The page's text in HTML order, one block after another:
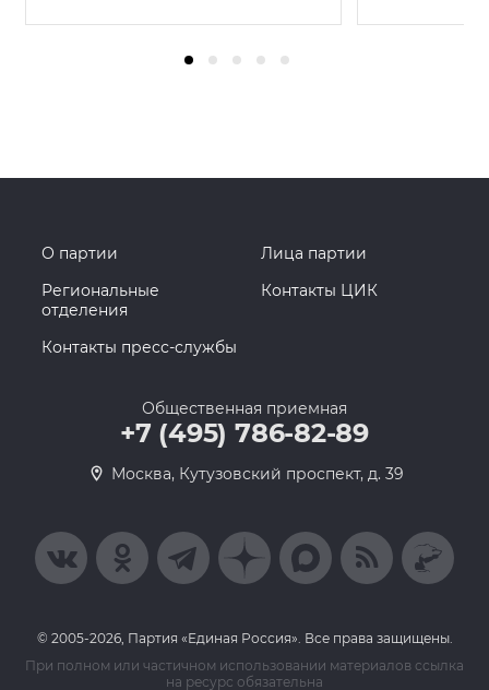
О партии
Лица партии
Региональные
отделения
Контакты ЦИК
Контакты пресс-службы
Общественная приемная
+7 (495) 786-82-89
Москва, Кутузовский проспект, д. 39
© 2005-2026, Партия «Единая Россия». Все права защищены.
При полном или частичном использовании материалов ссылка
на ресурс обязательна